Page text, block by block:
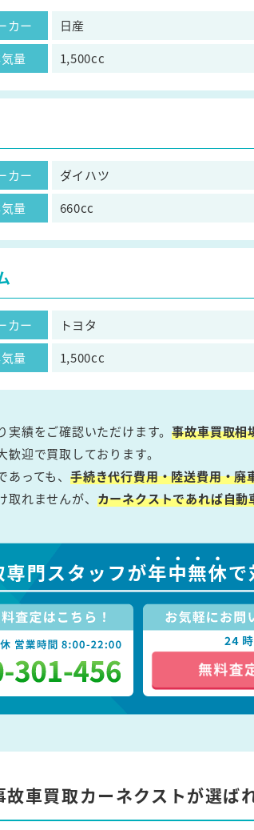
カー 日産
量
1,500cc
カー ダイハツ
量
660cc
カー トヨタ
量
1,500cc
実績をご確認いただけます。事故車買取相
迎で買取しております。
っても、 手続き代行費用・陸送費用・廃
れませんが、 カーネクストであれば自
車買取カーネクストが選ば